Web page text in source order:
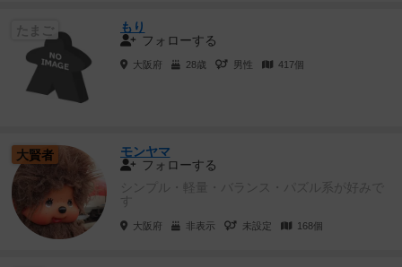
もり
フォローする
大阪府 28歳 男性 417個
大賢者
モンヤマ
フォローする
シンプル・軽量・バランス・パズル系が好みで
す
大阪府 非表示 未設定 168個